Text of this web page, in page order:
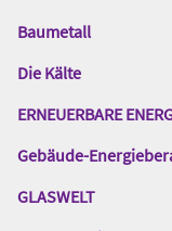
Das
Gentner
Baumetall
Die Kälte
ERNEUERBARE
Gebäude-
GLASWELT